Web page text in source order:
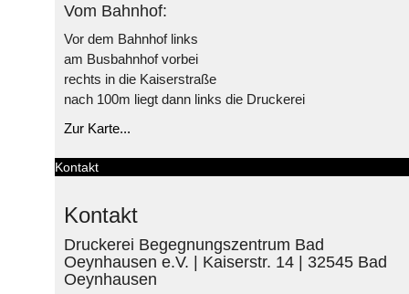
Vom Bahnhof:
Vor dem Bahnhof links
am Busbahnhof vorbei
rechts in die Kaiserstraße
nach 100m liegt dann links die Druckerei
Zur Karte...
Kontakt
Kontakt
Druckerei Begegnungszentrum Bad
Oeynhausen e.V. | Kaiserstr. 14 | 32545 Bad
Oeynhausen